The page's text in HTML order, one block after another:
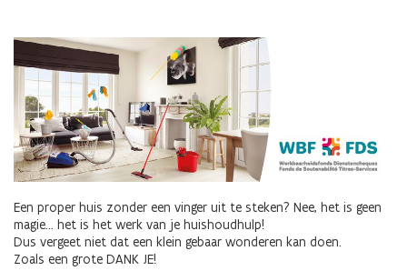
Een proper huis zonder een vinger uit te steken? Nee, het is geen
magie... het is het werk van je huishoudhulp!
Dus vergeet niet dat een klein gebaar wonderen kan doen.
Zoals een grote DANK JE!